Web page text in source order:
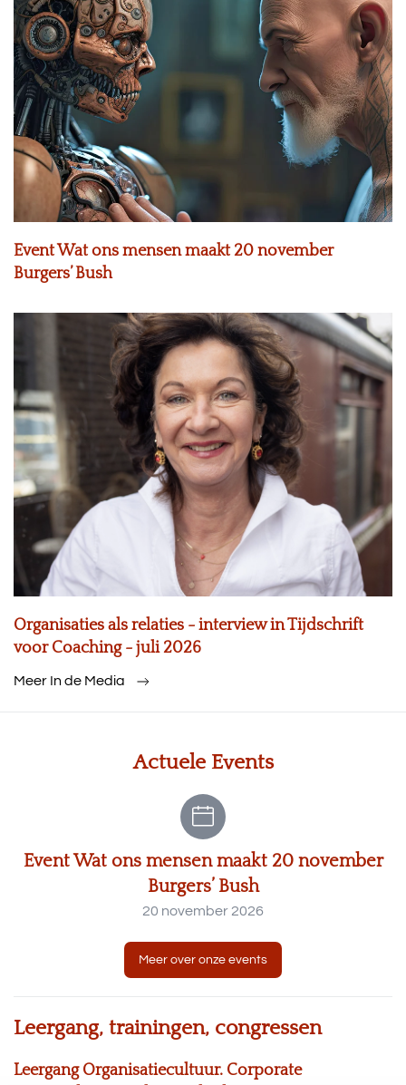
Event Wat ons mensen maakt 20 november
Burgers’ Bush
Organisaties als relaties - interview in Tijdschrift
voor Coaching - juli 2026
Meer In de Media
Actuele Events
Event Wat ons mensen maakt 20 november
Burgers’ Bush
20 november 2026
Meer over onze events
Leergang, trainingen, congressen
Leergang Organisatiecultuur. Corporate